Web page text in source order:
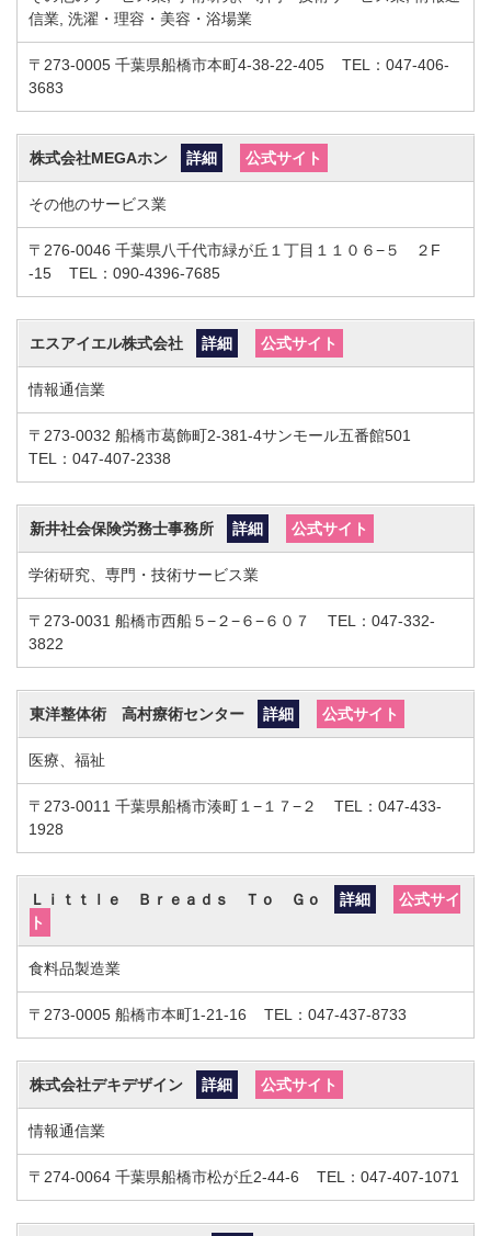
信業, 洗濯・理容・美容・浴場業
〒273-0005 千葉県船橋市本町4-38-22-405 TEL：047-406-
3683
株式会社MEGAホン 詳細 公式サイト
その他のサービス業
〒276-0046 千葉県八千代市緑が丘１丁目１１０６−５ ２F
-15 TEL：090-4396-7685
エスアイエル株式会社 詳細 公式サイト
情報通信業
〒273-0032 船橋市葛飾町2-381-4サンモール五番館501
TEL：047-407-2338
新井社会保険労務士事務所 詳細 公式サイト
学術研究、専門・技術サービス業
〒273-0031 船橋市西船５−２−６−６０７ TEL：047-332-
3822
東洋整体術 高村療術センター 詳細 公式サイト
医療、福祉
〒273-0011 千葉県船橋市湊町１−１７−２ TEL：047-433-
1928
Ｌｉｔｔｌｅ Ｂｒｅａｄｓ Ｔｏ Ｇｏ 詳細
公式サイ
ト
食料品製造業
〒273-0005 船橋市本町1-21-16 TEL：047-437-8733
株式会社デキデザイン 詳細 公式サイト
情報通信業
〒274-0064 千葉県船橋市松が丘2-44-6 TEL：047-407-1071